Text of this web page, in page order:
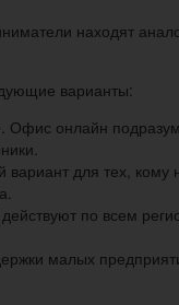
находят
варианты:
онлайн
для тех, кому
по всем
малых